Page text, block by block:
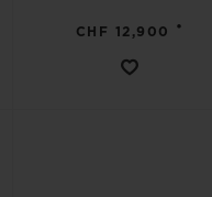
CHF 12,900 •